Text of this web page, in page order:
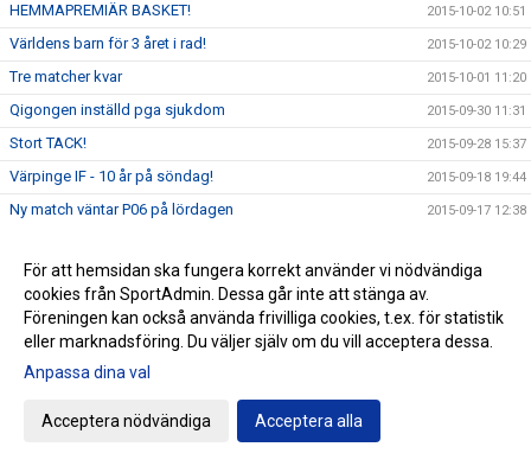
HEMMAPREMIÄR BASKET! 2015-10-02 10:51
Världens barn för 3 året i rad! 2015-10-02 10:29
Tre matcher kvar 2015-10-01 11:20
Qigongen inställd pga sjukdom 2015-09-30 11:31
Stort TACK! 2015-09-28 15:37
Värpinge IF - 10 år på söndag! 2015-09-18 19:44
Ny match väntar P06 på lördagen 2015-09-17 12:38
Qigong - inställd onsdag/lördag 2015-09-16 10:33
En fantastisk insats! 2015-09-14 22:09
Fartfylld morgon 2015-09-12 12:25
Nytt möte med GIF Nike på Fågelvallen
För att hemsidan ska fungera korrekt använder vi nödvändiga
cookies från SportAdmin. Dessa går inte att stänga av.
Föreningen kan också använda frivilliga cookies, t.ex. för statistik
eller marknadsföring. Du väljer själv om du vill acceptera dessa.
Anpassa dina val
Acceptera nödvändiga Acceptera alla